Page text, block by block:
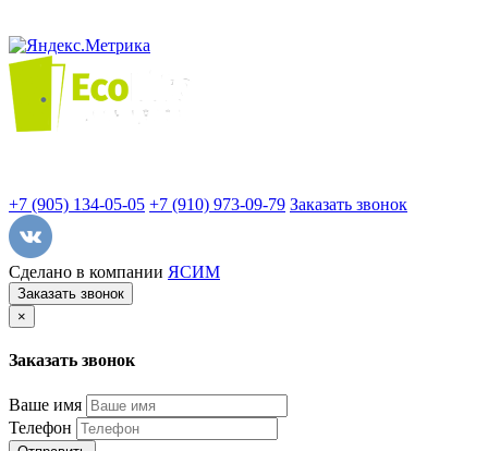
+7 (905) 134-05-05 +7 (910) 973-09-79 Заказать звонок
Сделано в компании ЯСИМ
Заказать звонок
×
Заказать звонок
Ваше имя
Телефон